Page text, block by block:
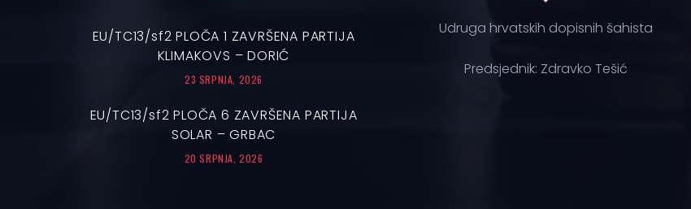
EU/TC13/sf2 PLOČA 1 ZAVRŠENA PARTIJA
KLIMAKOVS – DORIĆ
23 SRPNJA, 2026
EU/TC13/sf2 PLOČA 6 ZAVRŠENA PARTIJA
SOLAR – GRBAC
20 SRPNJA, 2026
Udruga hrvatskih dopisnih šahista
Predsjednik: Zdravko Tešić